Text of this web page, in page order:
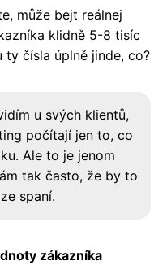
může bejt reálnej
klidně 5-8 tisíc
ty čísla úplně jinde, co?
u svých klientů,
počítají jen to, co
Ale to je jenom
tak často, že by to
spaní.
zákazníka